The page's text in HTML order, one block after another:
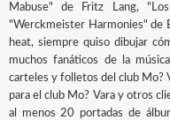
Mabuse" de Fritz Lang,
"Werckmeister Harmonies" de
heat, siempre quiso dibujar
muchos fanáticos de la
carteles y folletos del club Mo?
para el club Mo? Vara y otros
al menos 20 portadas de